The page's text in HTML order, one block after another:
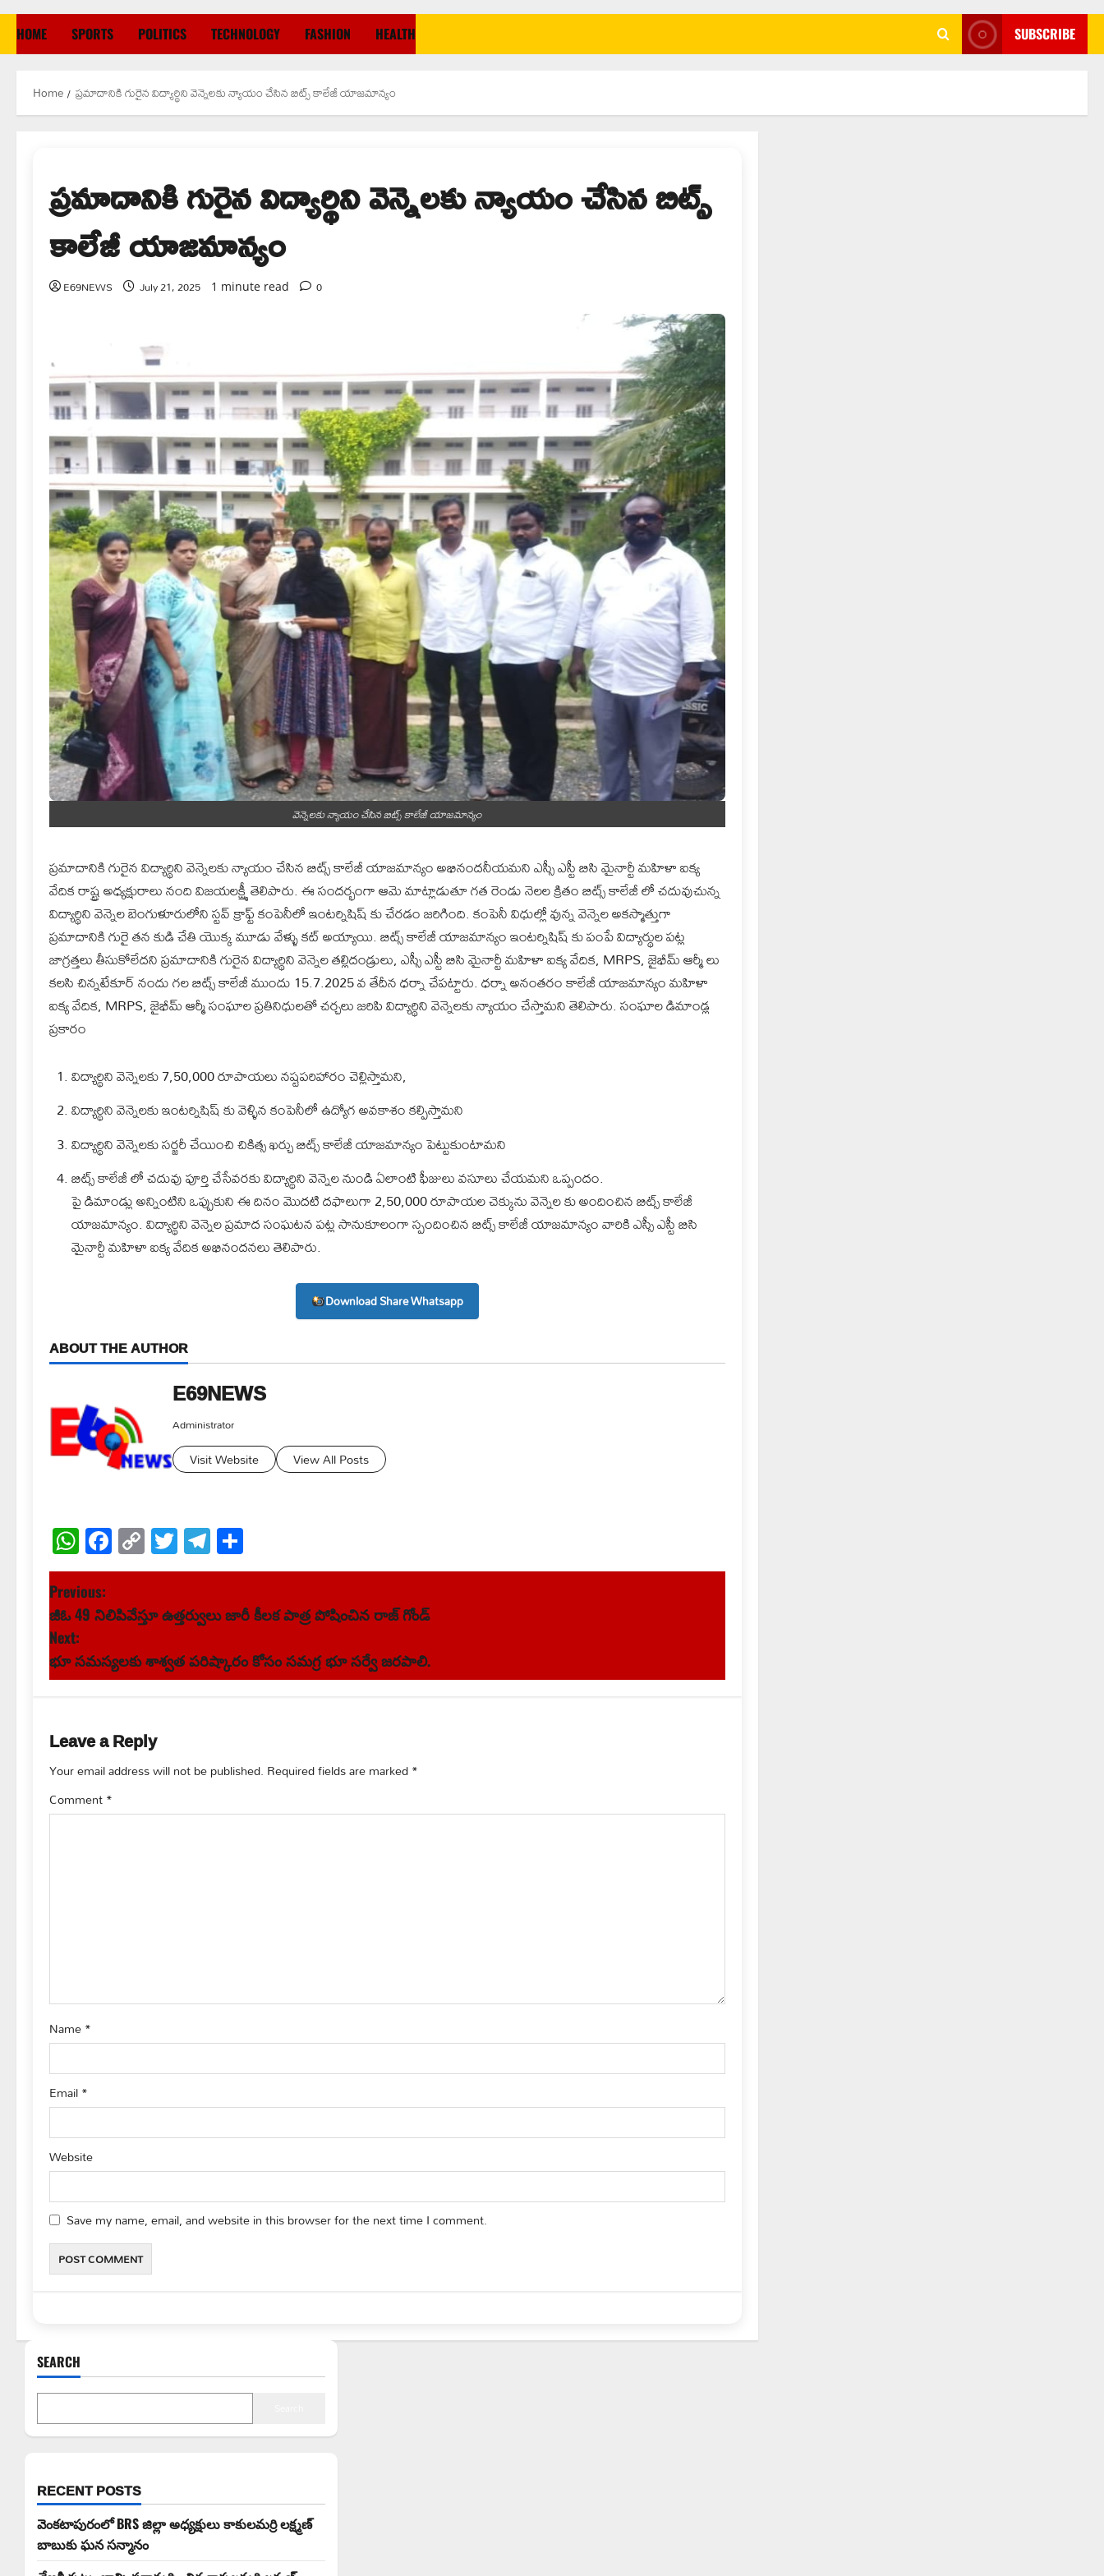
HOME SPORTS POLITICS TECHNOLOGY FASHION HEALTH SUBSCRIBE
Home ప్రమాదానికి గురైన విద్యార్థిని వెన్నెలకు న్యాయం చేసిన బిట్స్ కాలేజీ యాజమాన్యం
ప్రమాదానికి గురైన విద్యార్థిని వెన్నెలకు న్యాయం చేసిన బిట్స్
కాలేజీ యాజమాన్యం
E69NEWS July 21, 2025 1 minute read 0
వెన్నెలకు న్యాయం చేసిన బిట్స్ కాలేజీ యాజమాన్యం
ప్రమాదానికి గురైన విద్యార్థిని వెన్నెలకు న్యాయం చేసిన బిట్స్ కాలేజీ యాజమాన్యం అభినందనీయమని ఎస్సీ ఎస్టీ బిసి మైనార్టీ మహిళా ఐక్య
వేదిక రాష్ట్ర అధ్యక్షురాలు నంది విజయలక్ష్మీ తెలిపారు. ఈ సందర్భంగా ఆమె మాట్లాడుతూ గత రెండు నెలల క్రితం బిట్స్ కాలేజీ లో చదువుచున్న
విద్యార్థిని వెన్నెల బెంగుళూరులోని స్టవ్ క్రాఫ్ట్ కంపెనీలో ఇంటర్నిషిష్ కు చేరడం జరిగింది. కంపెనీ విధుల్లో వున్న వెన్నెల అకస్మాత్తుగా
ప్రమాదానికి గురై తన కుడి చేతి యొక్క మూడు వేళ్ళు కట్ అయ్యాయి. బిట్స్ కాలేజీ యాజమాన్యం ఇంటర్నిషిష్ కు పంపే విద్యార్థుల పట్ల
జాగ్రత్తలు తీసుకోలేదని ప్రమాదానికి గురైన విద్యార్థిని వెన్నెల తల్లిదండ్రులు, ఎస్సీ ఎస్టీ బిసి మైనార్టీ మహిళా ఐక్య వేదిక, MRPS, జైభీమ్ ఆర్మీ లు
కలసి చిన్నటేకూర్ నందు గల బిట్స్ కాలేజీ ముందు 15.7.2025 వ తేదీన ధర్నా చేపట్టారు. ధర్నా అనంతరం కాలేజీ యాజమాన్యం మహిళా
ఐక్య వేదిక, MRPS, జైభీమ్ ఆర్మీ సంఘాల ప్రతినిధులతో చర్చలు జరిపి విద్యార్థిని వెన్నెలకు న్యాయం చేస్తామని తెలిపారు. సంఘాల డిమాండ్ల
ప్రకారం
విద్యార్థిని వెన్నెలకు 7,50,000 రూపాయలు నష్టపరిహారం చెల్లిస్తామని,
విద్యార్థిని వెన్నెలకు ఇంటర్నిషిష్ కు వెళ్ళిన కంపెనీలో ఉద్యోగ అవకాశం కల్పిస్తామని
విద్యార్థిని వెన్నెలకు సర్జరీ చేయించి చికిత్స ఖర్చు బిట్స్ కాలేజీ యాజమాన్యం పెట్టుకుంటామని
బిట్స్ కాలేజీ లో చదువు పూర్తి చేసేవరకు విద్యార్థిని వెన్నెల నుండి ఏలాంటి ఫీజులు వసూలు చేయమని ఒప్పందం.
పై డిమాండ్లు అన్నింటిని ఒప్పుకుని ఈ దినం మొదటి దఫాలుగా 2,50,000 రూపాయల చెక్కును వెన్నెల కు అందించిన బిట్స్ కాలేజీ
యాజమాన్యం. విద్యార్థిని వెన్నెల ప్రమాద సంఘటన పట్ల సానుకూలంగా స్పందించిన బిట్స్ కాలేజీ యాజమాన్యం వారికి ఎస్సీ ఎస్టీ బిసి
మైనార్టీ మహిళా ఐక్య వేదిక అభినందనలు తెలిపారు.
Download Share Whatsapp
ABOUT THE AUTHOR
E69NEWS
Administrator
Visit Website View All Posts
WhatsApp
Facebook
Copy
Link
TwitterTelegram
P
o
s
n
a
v
o
n
Previous:
జీఓ 49 నిలిపివేస్తూ ఉత్తర్వులు జారీ కీలక పాత్ర పోషించిన రాజ్ గోండ్
Next:
భూ సమస్యలకు శాశ్వత పరిష్కారం కోసం సమగ్ర భూ సర్వే జరపాలి.
Leave a Reply
Your email address will not be published. Required fields are marked*
Comment*
Name*
Email*
Website
Save my name, email, and website in this browser for the next time I comment.
SEARCH
RECENT POSTS
వెంకటాపురంలో BRS జిల్లా అధ్యక్షులు కాకులమర్రి లక్ష్మణ్
బాబుకు ఘన సన్మానం